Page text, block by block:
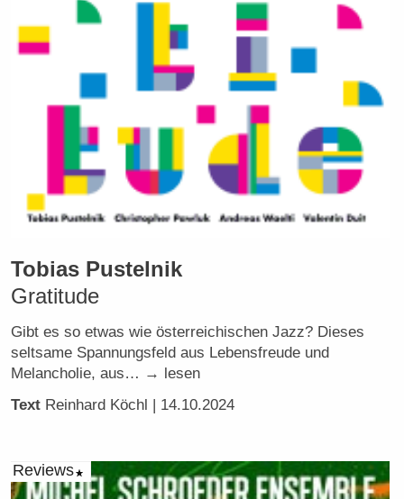
Tobias Pustelnik
Gratitude
Gibt es so etwas wie österreichischen Jazz? Dieses
seltsame Spannungsfeld aus Lebensfreude und
Melancholie, aus… → lesen
Text Reinhard Köchl | 14.10.2024
Reviews